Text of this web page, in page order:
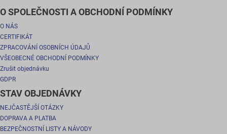
O SPOLEČNOSTI A OBCHODNÍ PODMÍNKY
O NÁS
CERTIFIKÁT
ZPRACOVÁNÍ OSOBNÍCH ÚDAJŮ
VŠEOBECNÉ OBCHODNÍ PODMÍNKY
Zrušit objednávku
GDPR
STAV OBJEDNÁVKY
NEJČASTĚJŠÍ OTÁZKY
DOPRAVA A PLATBA
BEZPEČNOSTNÍ LISTY A NÁVODY